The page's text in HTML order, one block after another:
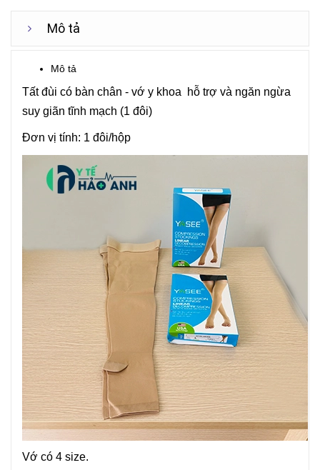
Mô tả
Mô tả
Tất đùi có bàn chân - vớ y khoa hỗ trợ và ngăn ngừa
suy giãn tĩnh mạch (1 đôi)
Đơn vị tính: 1 đôi/hộp
Vớ có 4 size.